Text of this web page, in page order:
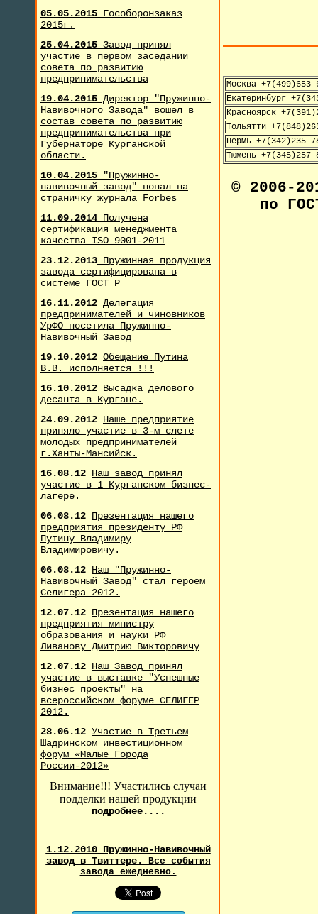
05.05.2015 Гособоронзаказ
2015г.
25.04.2015 Завод принял
участие в первом заседании
совета по развитию
предпринимательства
19.04.2015 Директор "Пружинно-
Навивочного Завода" вошел в
состав совета по развитию
предпринимательства при
Губернаторе Курганской
области.
10.04.2015 "Пружинно-
навивочный завод" попал на
страничку журнала Forbes
11.09.2014 Получена
сертификация менеджмента
качества ISO 9001-2011
23.12.2013 Пружинная продукция
завода сертифицирована в
системе ГОСТ Р
16.11.2012 Делегация
предпринимателей и чиновников
УрФО посетила Пружинно-
Навивочный Завод
19.10.2012 Обещание Путина
В.В. исполняется !!!
16.10.2012 Высадка делового
десанта в Кургане.
24.09.2012 Наше предприятие
приняло участие в 3-м слете
молодых предпринимателей
г.Ханты-Мансийск.
16.08.12 Наш завод принял
участие в 1 Курганском бизнес-
лагере.
06.08.12 Презентация нашего
предприятия президенту РФ
Путину Владимиру
Владимировичу.
06.08.12 Наш "Пружинно-
Навивочный Завод" стал героем
Селигера 2012.
12.07.12 Презентация нашего
предприятия министру
образования и науки РФ
Ливанову Дмитрию Викторовичу
12.07.12 Наш Завод принял
участие в выставке "Успешные
бизнес проекты" на
всероссийском форуме СЕЛИГЕР
2012.
28.06.12 Участие в Третьем
Шадринском инвестиционном
форум «Малые Города
России-2012»
Внимание!!! Участились случаи
подделки нашей продукции
подробнее....
1.12.2010 Пружинно-Навивочный
завод в Твиттере. Все события
завода ежедневно.
Москва +7(499)653-
Екатеринбург
Красноярск
Тольятти
Пермь +7(342)235-
Тюмень +7(345)257-
© 2006-
по